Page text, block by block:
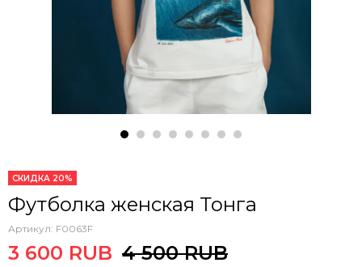
СКИДКА 20%
Футболка женская Тонга
Артикул: F0063F
3 600 RUB 4 500 RUB